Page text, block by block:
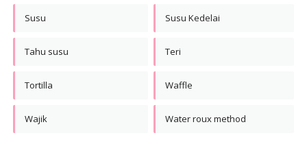
Susu Susu Kedelai
Tahu susu Teri
Tortilla Waffle
Wajik Water roux method